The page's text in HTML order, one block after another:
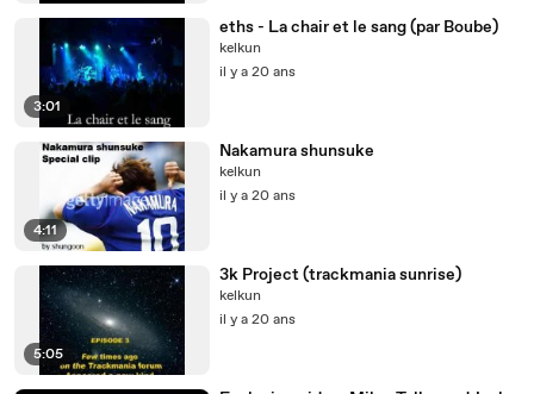
3:01
eths - La chair et le sang (par Boube)
kelkun
il y a 20 ans
4:11
Nakamura shunsuke
kelkun
il y a 20 ans
5:05
3k Project (trackmania sunrise)
kelkun
il y a 20 ans